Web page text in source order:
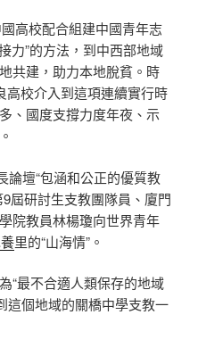
高校配合組建中國青年志
力”的方法，到中西部地域
共建，助力本地脫貧。時
高校介入到這項連續實行時
、國度支撐力度年夜、示
論壇“包涵和公正的優質教
屆研討生支教團隊員、廈門
院教員林楊瓊向世界青年
里的“山海情”。
“最不合適人類保存的地域
這個地域的關橋中學支教一